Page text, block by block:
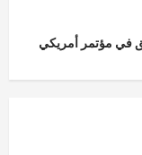
في مؤتمر أمريكي